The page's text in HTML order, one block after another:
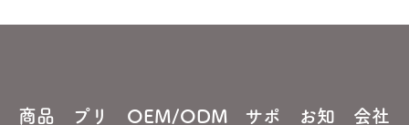
商品
プリ
OEM/ODM
サポ
お知
会社